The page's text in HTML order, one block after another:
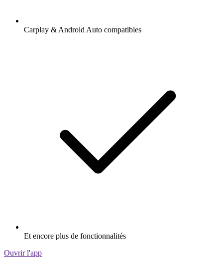
Carplay & Android Auto compatibles
Et encore plus de fonctionnalités
Ouvrir l'app